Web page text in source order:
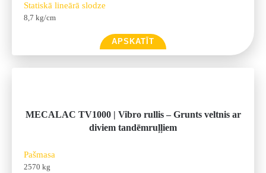
Statiskā lineārā slodze
8,7 kg/cm
APSKATĪT
MECALAC TV1000 | Vibro rullis – Grunts veltnis ar
diviem tandēmruļļiem
Pašmasa
2570 kg